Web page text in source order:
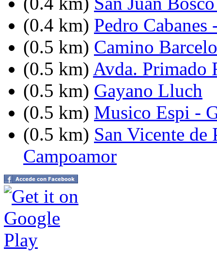
(0.4 km) Pedro
(0.5 km) Camino
(0.5 km) Avda. Primado
(0.5 km) Gayano Lluch
(0.5 km) Musico Espi -
(0.5 km) San Vicente de
Campoamor